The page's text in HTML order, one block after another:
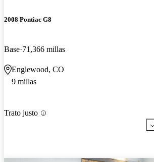
2008 Pontiac G8
Base 71,366 millas
Englewood, CO
9 millas
Trato justo